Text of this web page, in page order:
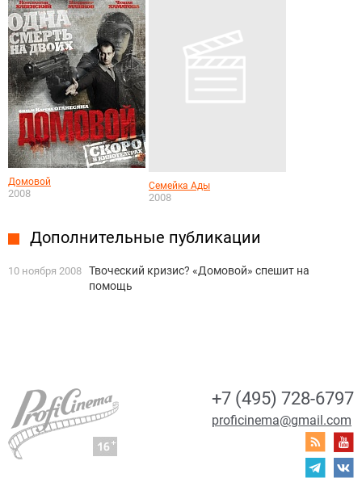
Домовой
2008
Семейка Ады
2008
Дополнительные публикации
10 ноября 2008 Твоческий кризис? «Домовой» спешит на
помощь
+7 (495) 728-6797
proficinema@gmail.com